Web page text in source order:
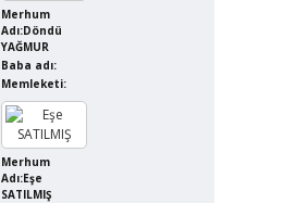
Merhum
Adı:Döndü
YAĞMUR
Baba adı:
Memleketi:
Merhum
Adı:Eşe
SATILMIŞ